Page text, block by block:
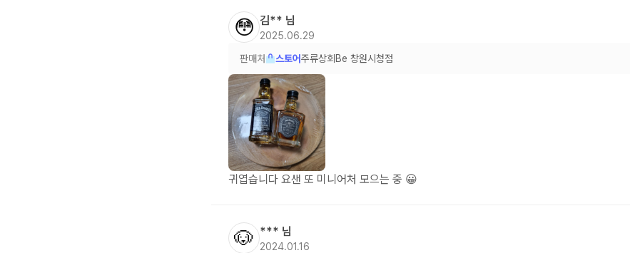
😳 김** 님
2025.06.29
판매처 스토어주류상회Be 창원시청점
귀엽습니다 요샌 또 미니어처 모으는 중 😀
🐶 *** 님
2024.01.16